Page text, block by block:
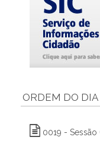
ORDEM DO DIA
0019 -